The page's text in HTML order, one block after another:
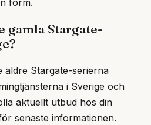
form.
gamla Stargate-
äldre Stargate-serierna
i Sverige och
aktuellt utbud hos din
senaste informationen.